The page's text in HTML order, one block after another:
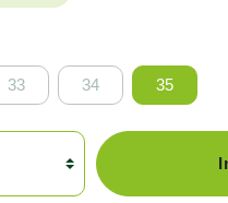
33 34 35